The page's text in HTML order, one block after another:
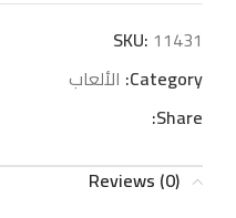
SKU: 11431
Category: الألعاب
Share:
Reviews (0)